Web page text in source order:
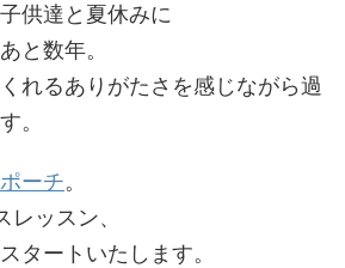
供達と夏休みに
と数年。
れるありがたさを感じながら過
。
ーチ。
ッスン、
タートいたします。